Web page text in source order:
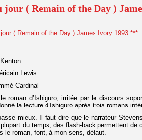
jour ( Remain of the Day )
Lewis
Cardinal
roman d’Ishiguro, irritée par le discours
la lecture d’Ishiguro après trois romans
mieux. Il faut dire que le narrateur
du temps, des flash-back permettent de
le roman, font, à mon sens, défaut.